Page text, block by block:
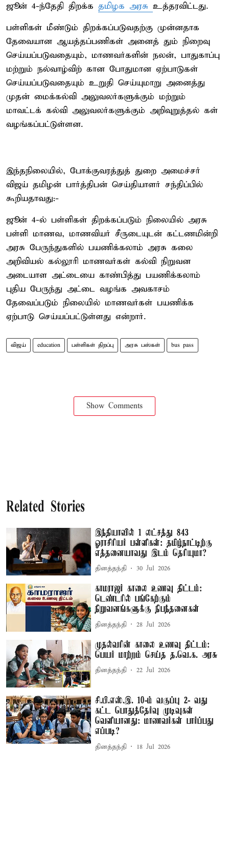
ஜூன் 4-ந்தேதி திறக்க தமிழக அரசு உத்தரவிட்டது.
பள்ளிகள் மீண்டும் திறக்கப்படுவதற்கு முன்னதாக
தேவையான ஆயத்தப்பணிகள் அனைத் தும் நிறைவு
செய்யப்படுவதையும், மாணவர்களின் நலன், பாதுகாப்பு
மற்றும் நல்வாழ்விற் கான போதுமான ஏற்பாடுகள்
செய்யப்படுவதையும் உறுதி செய்யுமாறு அனைத்து
முதன் மைக்கல்வி அலுவலர்களுக்கும் மற்றும்
மாவட்டக் கல்வி அலுவலர்களுக்கும் அறிவுறுத்தல் கள்
வழங்கப்பட்டுள்ளன.
இந்தநிலையில், போக்குவரத்துத் துறை அமைச்சர்
விஜய் தமிழன் பார்த்திபன் செய்தியாளர் சந்திப்பில்
கூறியதாவது:-
ஜூன் 4-ல் பள்ளிகள் திறக்கப்படும் நிலையில் அரசு
பள்ளி மாணவ, மாணவியர் சீருடையுடன் கட்டணமின்றி
அரசு பேருந்துகளில் பயணிக்கலாம் அரசு கலை
அறிவியல் கல்லூரி மாணவர்கள் கல்வி நிறுவன
அடையாள அட்டையை காண்பித்து பயணிக்கலாம்
புதிய பேருந்து அட்டை வழங்க அவகாசம்
தேவைப்படும் நிலையில் மாணவர்கள் பயணிக்க
ஏற்பாடு செய்யப்பட்டுள்ளது என்றார்.
விஜய் education பள்ளிகள் திறப்பு அரசு பஸ்கள் bus pass
Show Comments
Related Stories
இந்தியாவில் 1 லட்சத்து 843
ஓராசிரியர் பள்ளிகள்: தமிழ்நாட்டிற்கு
எத்தனையாவது இடம் தெரியுமா?
தினத்தந்தி 30 Jul 2026
காமராஜர் காலை உணவு திட்டம்:
டெண்டரில் பங்கேற்கும்
நிறுவனங்களுக்கு நிபந்தனைகள்
தினத்தந்தி 28 Jul 2026
முதல்வரின் காலை உணவு திட்டம்:
பெயர் மாற்றம் செய்த த.வெ.க. அரசு
தினத்தந்தி 22 Jul 2026
சி.பி.எஸ்.இ. 10-ம் வகுப்பு 2- வது
கட்ட பொதுத்தேர்வு முடிவுகள்
வெளியானது: மாணவர்கள் பார்ப்பது
எப்படி?
தினத்தந்தி 18 Jul 2026